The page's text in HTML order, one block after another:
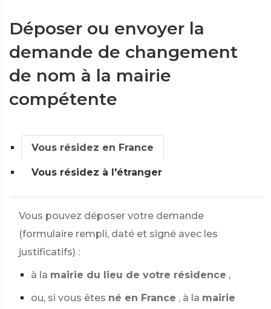
Déposer ou envoyer la
demande de changement
de nom à la mairie
compétente
Vous résidez en France
Vous résidez à l'étranger
Vous pouvez déposer votre demande
(formulaire rempli, daté et signé avec les
justificatifs) :
à la mairie du lieu de votre résidence ,
ou, si vous êtes né en France , à la mairie